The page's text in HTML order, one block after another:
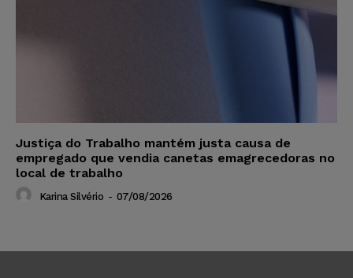
Justiça do Trabalho mantém justa causa de
empregado que vendia canetas emagrecedoras no
local de trabalho
Karina Silvério - 07/08/2026